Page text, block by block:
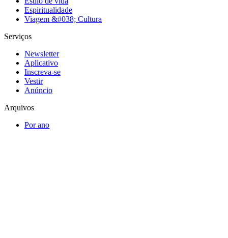
Espiritualidade
Viagem &#038; Cultura
Serviços
Newsletter
Aplicativo
Inscreva-se
Vestir
Anúncio
Arquivos
Por ano